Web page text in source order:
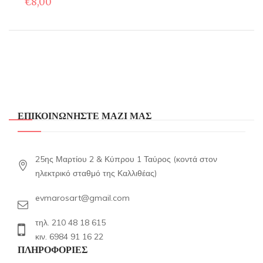
ΕΠΙΚΟΙΝΩΝΗΣΤΕ ΜΑΖΙ ΜΑΣ
25ης Μαρτίου 2 & Κύπρου 1 Ταύρος (κοντά στον
ηλεκτρικό σταθμό της Καλλιθέας)
evmarosart@gmail.com
τηλ. 210 48 18 615
κιν. 6984 91 16 22
ΠΛΗΡΟΦΟΡΙΕΣ